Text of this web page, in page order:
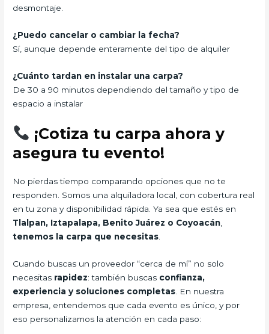
desmontaje.
¿Puedo cancelar o cambiar la fecha?
Sí, aunque depende enteramente del tipo de alquiler
¿Cuánto tardan en instalar una carpa?
De 30 a 90 minutos dependiendo del tamaño y tipo de
espacio a instalar
¡Cotiza tu carpa ahora y
asegura tu evento!
No pierdas tiempo comparando opciones que no te
responden. Somos una alquiladora local, con cobertura real
en tu zona y disponibilidad rápida. Ya sea que estés en
Tlalpan, Iztapalapa, Benito Juárez o Coyoacán
tenemos la carpa que necesitas
Cuando buscas un proveedor “cerca de mí” no solo
necesitas rapidez: también buscas confianza,
experiencia y soluciones completas . En nuestra
empresa, entendemos que cada evento es único, y por
eso personalizamos la atención en cada paso: